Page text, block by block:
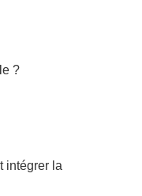
?
intégrer la